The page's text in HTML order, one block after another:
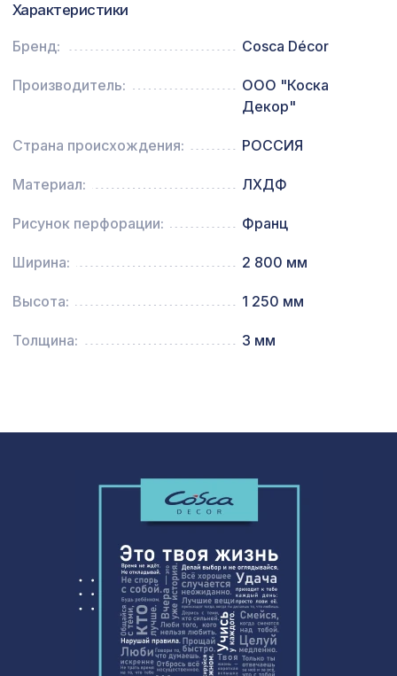
дуб
Плинтус PX005, 108х12, 2000мм,
Консоль для архитектурного бруса
135х85мм, шелковое дерево
Характеристики
Бренд: Cosca Décor
Производитель:
ООО "Коска
Декор"
Страна происхождения: РОССИЯ
Материал: ЛХДФ
Рисунок перфорации: Франц
Ширина: 2 800 мм
Высота: 1 250 мм
Толщина: 3 мм